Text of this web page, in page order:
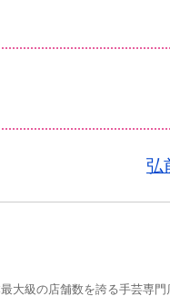
弘
大級の店舗数を誇る手芸専